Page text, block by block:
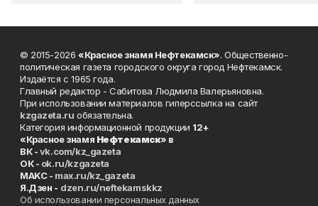
© 2015-2026 «Красное знамя Нефтекамск». Общественно-
политическая газета городского округа город Нефтекамск.
Издаётся с 1965 года.
Главный редактор - Сабитова Людмила Валерьяновна.
При использовании материалов гиперссылка на сайт
kzgazeta.ru обязательна.
Категория информационной продукции 12+
«Красное знамя Нефтекамск» в
ВК -vk.com/kz_gazeta
ОК - ok.ru/kzgazeta
MAKC - max.ru/kz_gazeta
Я.Дзен - dzen.ru/neftekamskkz
Об использовании персональных данных